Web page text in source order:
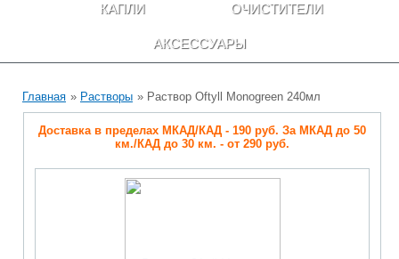
КАПЛИ ОЧИСТИТЕЛИ
АКСЕССУАРЫ
Главная » Растворы » Раствор Oftyll Monogreen 240мл
Доставка в пределах МКАД/КАД - 190 руб. За МКАД до 50
км./КАД до 30 км. - от 290 руб.